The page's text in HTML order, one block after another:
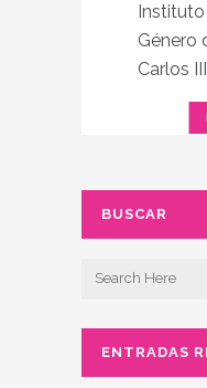
Género
Carlos III
BUSCAR
ENTRADAS